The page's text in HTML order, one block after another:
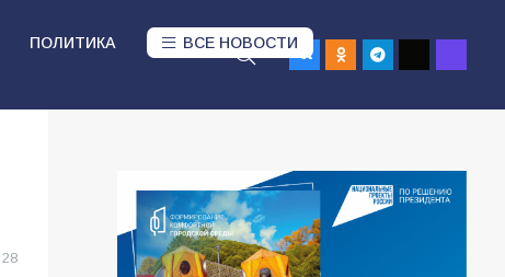
ПОЛИТИКА ВСЕ НОВОСТИ
28